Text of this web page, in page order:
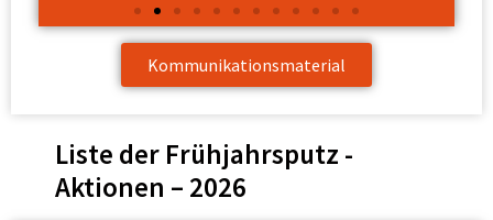
Kommunikationsmaterial
Liste der Frühjahrsputz -
Aktionen – 2026